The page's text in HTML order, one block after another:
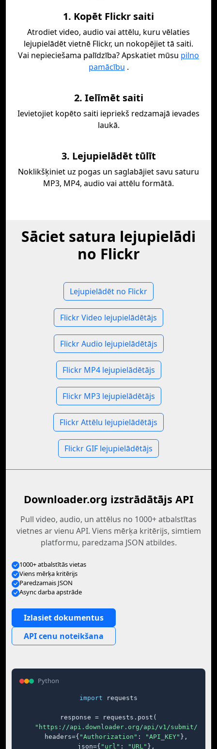
1. Kopēt Flickr saiti
Atrodiet video, audio vai attēlu, kuru vēlaties
lejupielādēt vietnē Flickr, un nokopējiet tā saiti.
Vai nepieciešama palīdzība? Apskatiet mūsu pilno
pamācību .
2. Ielīmēt saiti
Ievietojiet kopēto saiti iepriekš redzamajā ievades
laukā.
3. Lejupielādēt tūlīt
Noklikšķiniet uz pogas un saglabājiet savu saturu
MP3, MP4, audio vai attēlu formātā.
Sāciet satura lejupielādi
no Flickr
Lejupielādēt no Flickr
Flickr Video lejupielādētājs
Flickr Audio lejupielādētājs
Flickr MP4 lejupielādētājs
Flickr MP3 lejupielādētājs
Flickr Attēlu lejupielādētājs
Flickr GIF lejupielādētājs
Downloader.org izstrādātājs API
Pull video, audio, un attēlus no 1000+ atbalstītas
vietnes ar vienu API. Viens mērķa kritērijs, simtiem
platformu, paredzama JSON atbildes.
1000+ atbalstītās vietas
Viens mērķa kritērijs
Paredzamais JSON
Async darba apstrāde
Izlasiet dokumentus
API cenu noteikšana
Python
import requests
response = requests.post(
"https://api.downloader.org/api/v1/submit/"
    headers={
"Authorization" : "API_KEY" },
    json={
"url" : "URL" },